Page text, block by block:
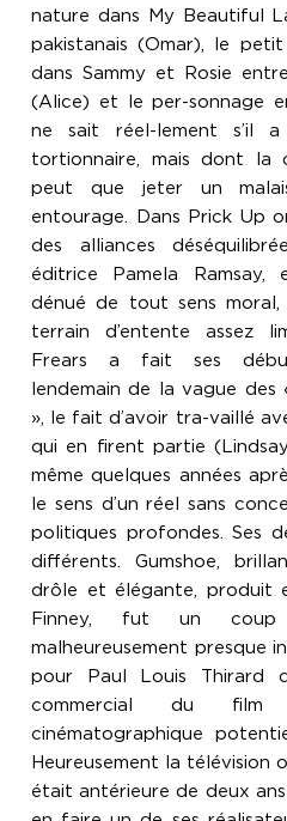
nature dans My Beautiful
pakistanais (Omar), le
dans Sammy et Rosie
(Alice) et le per-sonnage
ne sait réel-lement s’il
tortionnaire, mais dont la
peut que jeter un
entourage. Dans Prick Up
des alliances
éditrice Pamela Ramsay,
dénué de tout sens moral,
terrain d’entente assez
Frears a fait ses
lendemain de la vague des
», le fait d’avoir tra-vaillé
qui en firent partie
même quelques années
le sens d’un réel sans
politiques profondes. Ses
différents. Gumshoe,
drôle et élégante, produit
Finney, fut un coup
malheureusement presque
pour Paul Louis Thirard
commercial du
cinématographique
Heureusement la télévision
était antérieure de deux